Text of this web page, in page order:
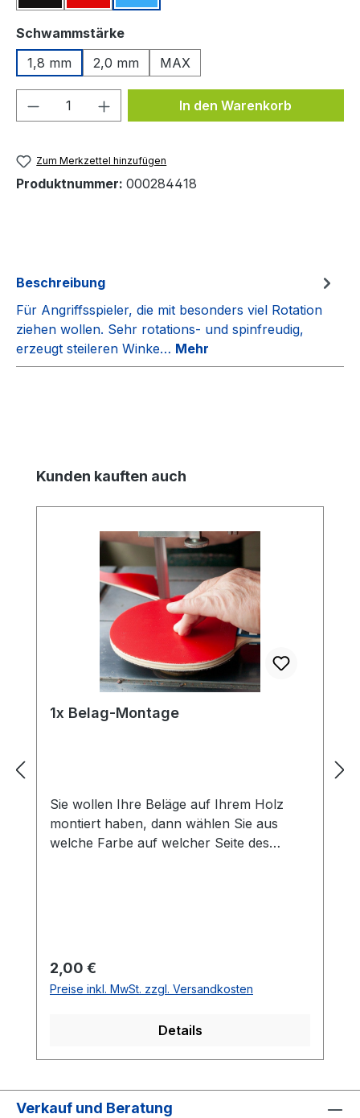
Schwammstärkeauswählen
1,8 mm
2,0 mm MAX
Produkt Anzahl: Gib denIn den Warenkorb
Zum Merkzettel hinzufügen
Produktnummer: 000284418
Beschreibung
Für Angriffsspieler, die mit besonders viel Rotation
ziehen wollen. Sehr rotations- und spinfreudig,
erzeugt steileren Winke… Mehr
Produktgalerie überspringen
Kunden kauften auch
1x Belag-Montage
Sie wollen Ihre Beläge auf Ihrem Holz
montiert haben, dann wählen Sie aus
welche Farbe auf welcher Seite des
inklusive.Bei den Komplettschläger
müssen Sie KEINE Belag-Montage mit in
Regulärer Preis:
2,00 €
Preise inkl. MwSt. zzgl. Versandkosten
Details
Verkauf und Beratung